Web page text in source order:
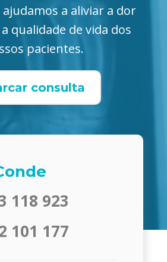
ajudamos a aliviar a dor
qualidade de vida dos
pacientes.
consulta
118 923
101 177